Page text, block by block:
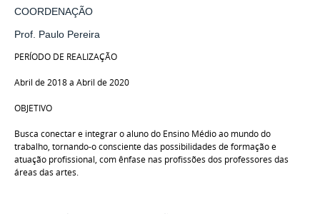
COORDENAÇÃO
Prof. Paulo Pereira
PERÍODO DE REALIZAÇÃO
Abril de 2018 a Abril de 2020
OBJETIVO
Busca conectar e integrar o aluno do Ensino Médio ao mundo do
trabalho, tornando-o consciente das possibilidades de formação e
atuação profissional, com ênfase nas profissões dos professores das
áreas das artes.